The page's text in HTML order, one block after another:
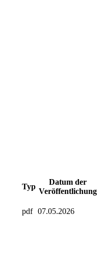
Typ
Datum der
Veröffentlichung
pdf 07.05.2026